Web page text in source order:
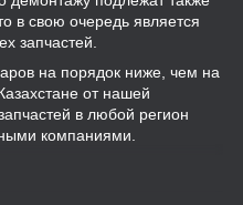
в свою очередь является
запчастей.
на порядок ниже, чем на
от нашей
в любой регион
компаниями.